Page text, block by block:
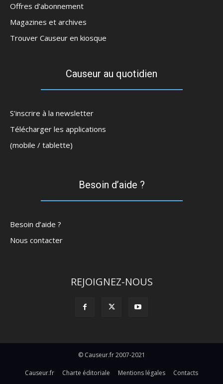
Offres d’abonnement
Magazines et archives
Trouver Causeur en kiosque
Causeur au quotidien
S’inscrire à la newsletter
Télécharger les applications
(mobile / tablette)
Besoin d’aide ?
Besoin d’aide ?
Nous contacter
REJOIGNEZ-NOUS
© Causeur.fr 2007-2021
Causeur.fr Charte éditoriale Mentions légales Contacts